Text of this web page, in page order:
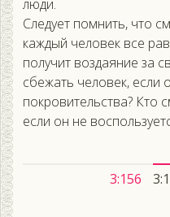
люди.
Следует помнить, что
каждый человек все
получит воздаяние за
сбежать человек, если
покровительства? Кто
если он не
3:156